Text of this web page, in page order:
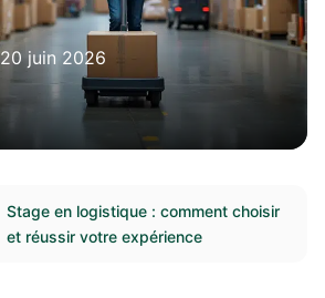
20 juin 2026
Stage en logistique : comment choisir
et réussir votre expérience